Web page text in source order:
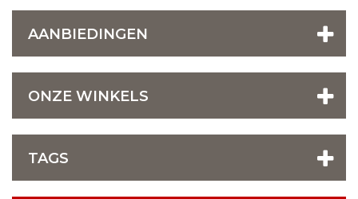
AANBIEDINGEN
ONZE WINKELS
TAGS